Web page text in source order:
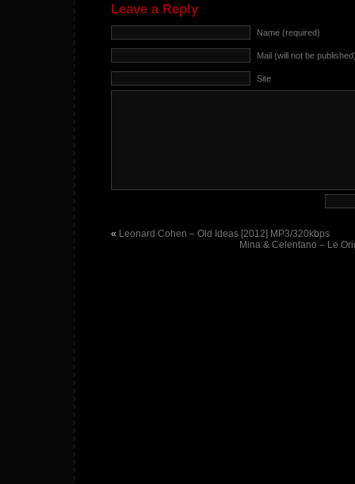
Leave a Reply
Name (required)
Mail (will not be
Site
« Leonard Cohen – Old Ideas [2012] MP3/320kbps
Mina & Celentano – Le